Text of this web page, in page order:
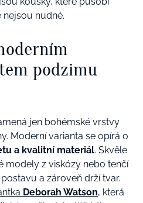
nudné.
podzimu
jen bohémské vrstvy
Moderní varianta se opírá o
a kvalitní materiál. Skvěle
modely z viskózy nebo tenčí
a zároveň drží tvar.
Deborah Watson, která